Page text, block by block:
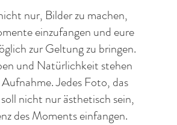
nur, Bilder zu machen,
einzufangen und eure
zur Geltung zu bringen.
und Natürlichkeit stehen
Jedes Foto, das
nicht nur ästhetisch sein,
des Moments einfangen.